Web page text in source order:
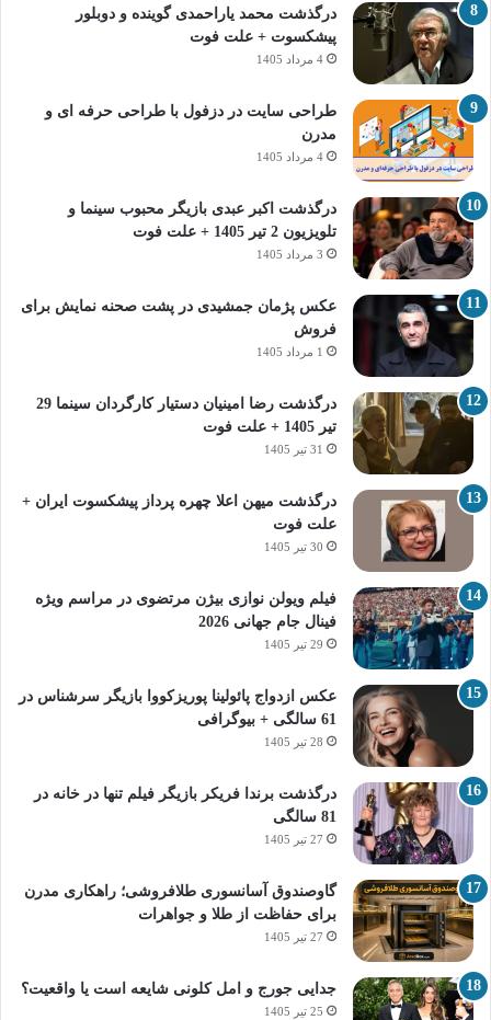
درگذشت محمد یاراحمدی گوینده و دوبلور
پیشکسوت + علت فوت
4 مرداد 1405
طراحی سایت در دزفول با طراحی حرفه‌ ای و
مدرن
4 مرداد 1405
درگذشت اکبر عبدی بازیگر محبوب سینما و
تلویزیون 2 تیر 1405 + علت فوت
3 مرداد 1405
عکس پژمان جمشیدی در پشت صحنه نمایش برای
فروش
1 مرداد 1405
درگذشت رضا امینیان دستیار کارگردان سینما 29
تیر 1405 + علت فوت
31 تیر 1405
درگذشت میهن اعلا چهره پرداز پیشکسوت ایران +
علت فوت
30 تیر 1405
فیلم ویولن نوازی بیژن مرتضوی در مراسم ویژه
فینال جام جهانی 2026
29 تیر 1405
عکس ازدواج پائولینا پوریزکووا بازیگر سرشناس در
61 سالگی + بیوگرافی
28 تیر 1405
درگذشت برندا فریکر بازیگر فیلم تنها در خانه در
81 سالگی
27 تیر 1405
گاوصندوق آسانسوری طلافروشی؛ راهکاری مدرن
برای حفاظت از طلا و جواهرات
27 تیر 1405
جدایی جورج و امل کلونی شایعه است یا واقعیت؟
25 تیر 1405